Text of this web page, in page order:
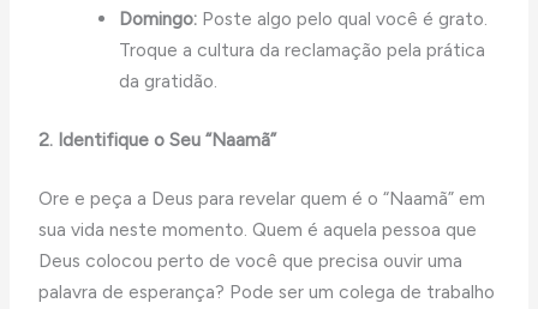
Domingo:Poste algo pelo qual você é grato.
Troque a cultura da reclamação pela prática
da gratidão.
2. Identifique o Seu “Naamã”
Ore e peça a Deus para revelar quem é o “Naamã” em
sua vida neste momento. Quem é aquela pessoa que
Deus colocou perto de você que precisa ouvir uma
palavra de esperança? Pode ser um colega de trabalho